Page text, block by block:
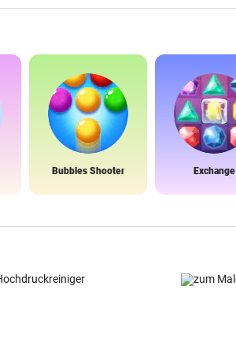
Bubbles Shooter Exchange